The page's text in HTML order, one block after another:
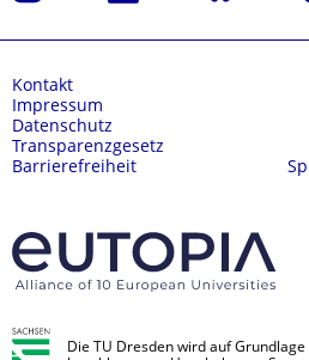
Kontakt
Impressum
Datenschutz
Transparenzgesetz
Barrierefreiheit
Die TU Dresden wird auf